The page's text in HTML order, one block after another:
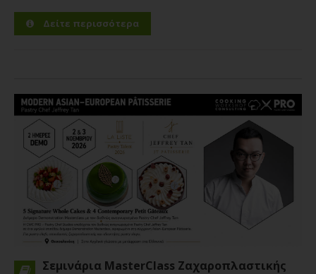
με εισηγητή τον έμπειρο Pastry Chef Joseph...
Δείτε περισσότερα
Σεμινάρια MasterClass Ζαχαροπλαστικής